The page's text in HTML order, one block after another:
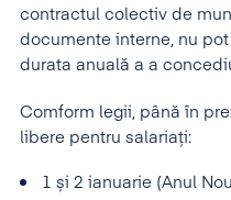
contractul colectiv de
documente interne, nu
durata anuală a a
Comform legii, până în
libere pentru salariați:
1 și 2 ianuarie (Anul